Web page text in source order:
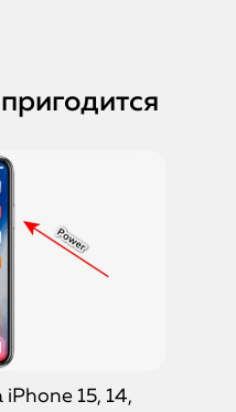
15, 14,